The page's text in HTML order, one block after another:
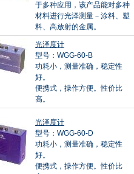
于多种应用，该产品能对多种
材料进行光泽测量－涂料、塑
料、高放射的金属。
光泽度计
型号：WGG-60-B
功耗小，测量准确，稳定性
好。
便携式，操作方便。性价比
高。
光泽度计
型号：WGG-60-D
功耗小，测量准确，稳定性
好。
便携式，操作方便。性价比